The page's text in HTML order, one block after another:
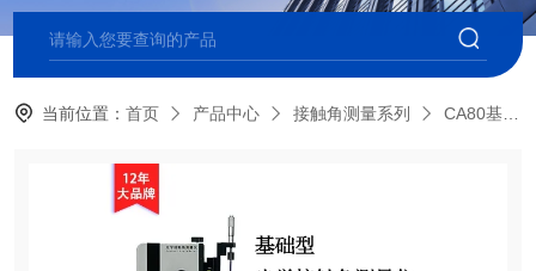
当前位置：首页 产品中心 接触角测量系列 CA80基础型光学接触角测量仪